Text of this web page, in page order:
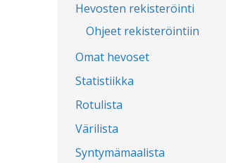
Hevosten rekisteröinti
Ohjeet rekisteröintiin
Omat hevoset
Statistiikka
Rotulista
Värilista
Syntymämaalista